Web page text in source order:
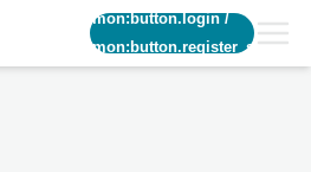
common:button.login/
common:button.register_short